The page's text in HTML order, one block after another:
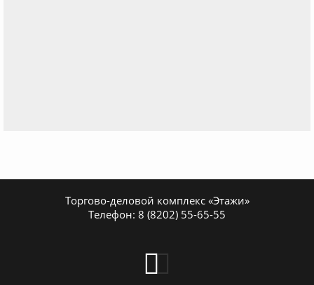
Торгово-деловой комплекс «Этажи»
Телефон: 8 (8202) 55-65-55